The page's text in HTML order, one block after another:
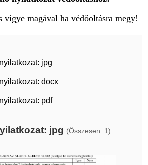
magával ha védőoltásra megy!
jpg
docx
pdf
jpg (Összesen: 1)